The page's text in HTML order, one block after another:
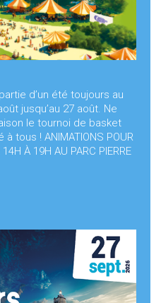
d’un été toujours au
jusqu’au 27 août. Ne
le tournoi de basket
tous ! ANIMATIONS POUR
À 19H AU PARC PIERRE